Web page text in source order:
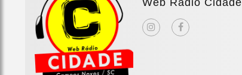
Web Rádio Cidade